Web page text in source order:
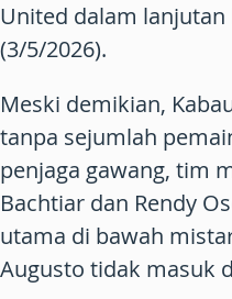
United dalam
(3/5/2026).
Meski demikian,
tanpa sejumlah
penjaga gawang, tim
Bachtiar dan Rendy
utama di bawah
Augusto tidak masuk